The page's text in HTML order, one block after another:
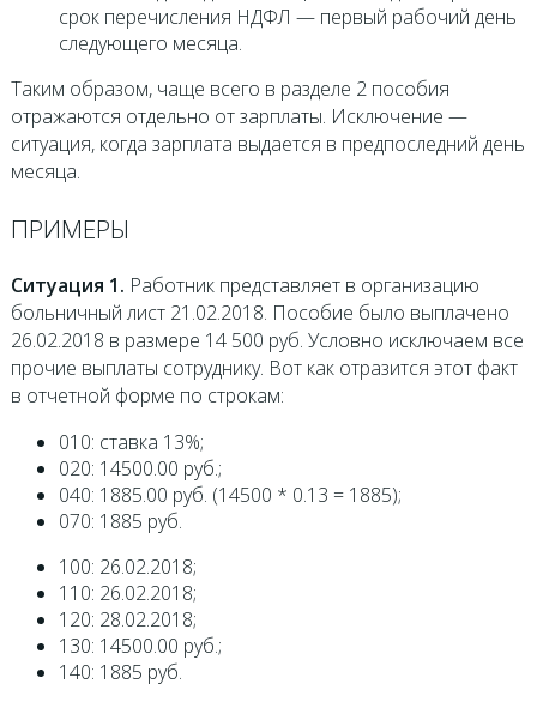
срок перечисления НДФЛ — первый рабочий день
следующего месяца.
Таким образом, чаще всего в разделе 2 пособия
отражаются отдельно от зарплаты. Исключение —
ситуация, когда зарплата выдается в предпоследний день
месяца.
ПРИМЕРЫ
Ситуация 1. Работник представляет в организацию
больничный лист 21.02.2018. Пособие было выплачено
26.02.2018 в размере 14 500 руб. Условно исключаем все
прочие выплаты сотруднику. Вот как отразится этот факт
в отчетной форме по строкам:
010: ставка 13%;
020: 14500.00 руб.;
040: 1885.00 руб. (14500 * 0.13 = 1885);
070: 1885 руб.
100: 26.02.2018;
110: 26.02.2018;
120: 28.02.2018;
130: 14500.00 руб.;
140: 1885 руб.